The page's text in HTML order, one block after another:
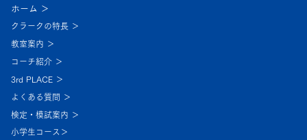
ホーム ＞
クラークの特長 ＞
教室案内 ＞
よくある質問 ＞
検定・模試案内 ＞
コーチ紹介 ＞
3rd PLACE ＞
小学生コース＞